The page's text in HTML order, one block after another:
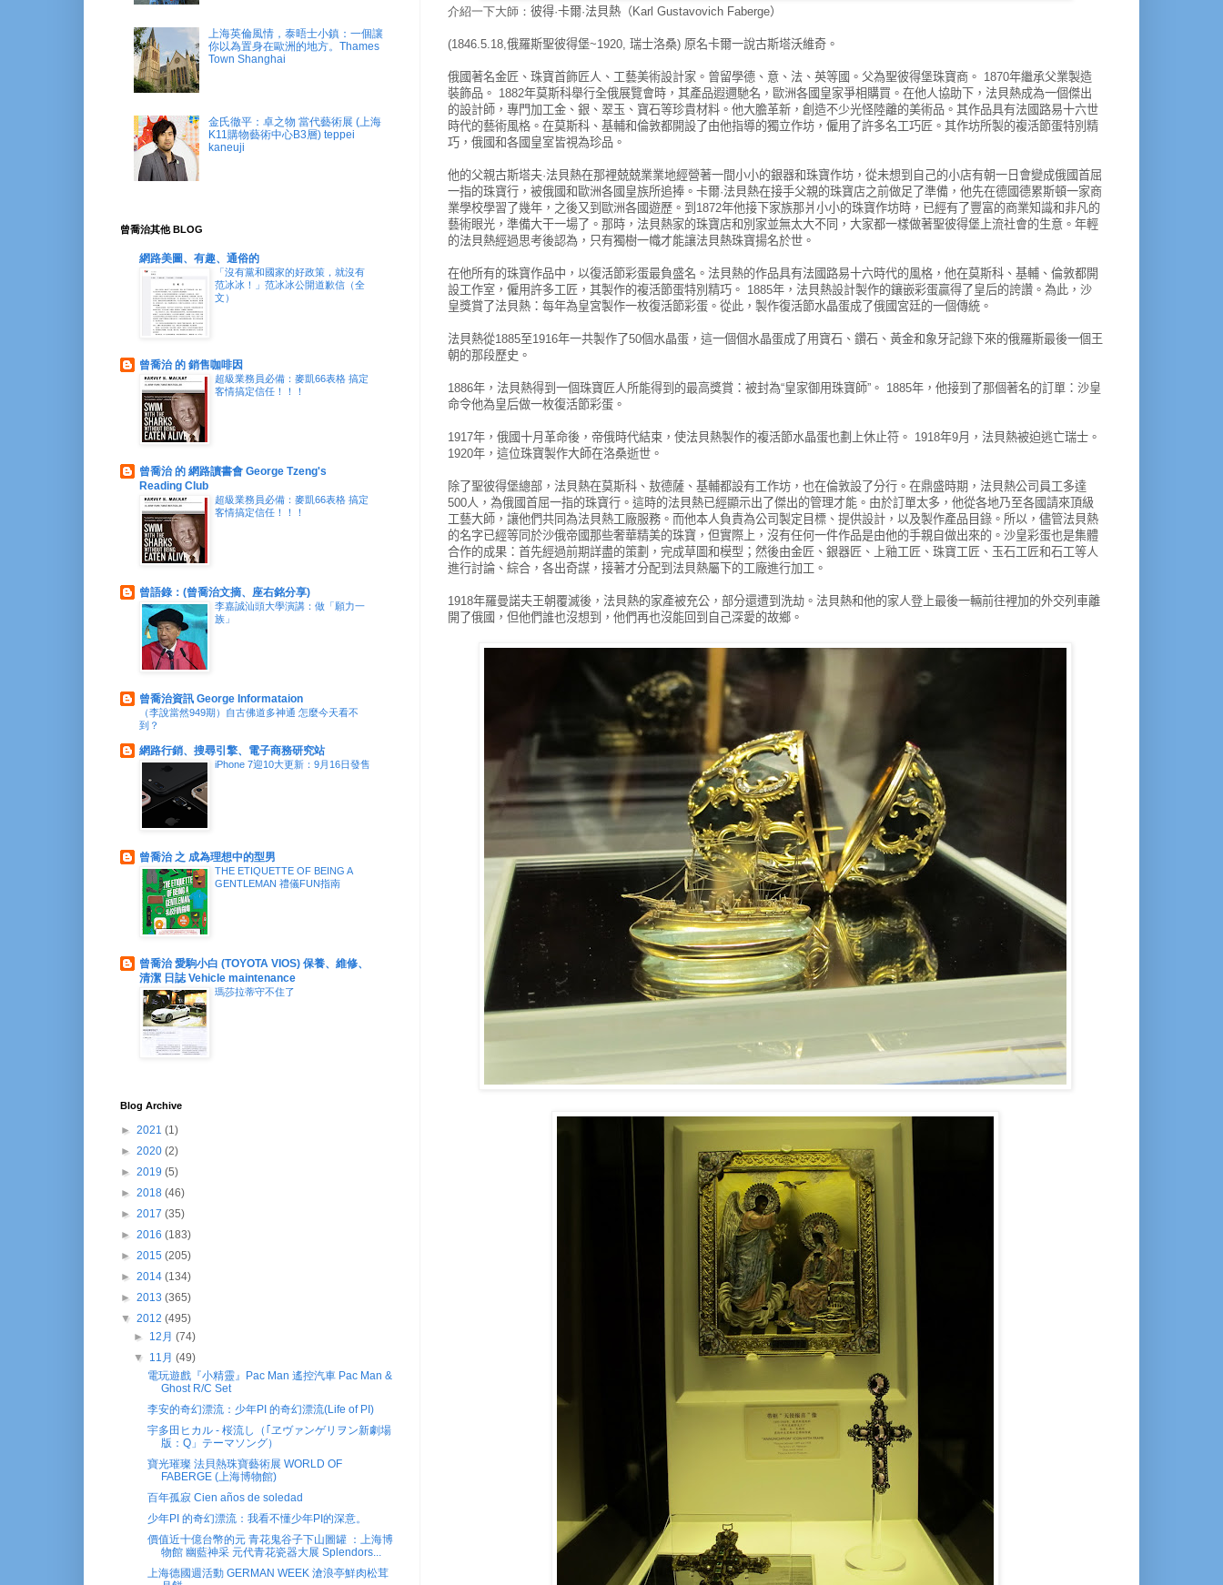
介紹一下大師： 彼得·卡爾·法貝熱（Karl Gustavovich Faberge）
(1846.5.18,俄羅斯聖彼得堡~1920, 瑞士洛桑) 原名卡爾一說古斯塔沃維奇。
俄國著名金匠、珠寶首飾匠人、工藝美術設計家。 曾留學德、意、法、英等國。 父為聖彼得堡珠寶商。 1870年繼承父業製造
裝飾品。 1882年莫斯科舉行全俄展覽會時，其產品遐邇馳名，歐洲各國皇家爭相購買。 在他人協助下，法貝熱成為一個傑出
的設計師，專門加工金、銀、翠玉、寶石等珍貴材料。 他大膽革新，創造不少光怪陸離的美術品。 其作品具有法國路易十六世
時代的藝術風格。 在莫斯科、基輔和倫敦都開設了由他指導的獨立作坊，僱用了許多名工巧匠。 其作坊所製的複活節蛋特別精
巧，俄國和各國皇室皆視為珍品。
他的父親古斯塔夫·法貝熱在那裡兢兢業業地經營著一間小小的銀器和珠寶作坊，從未想到自己的小店有朝一日會變成俄國首屈
一指的珠寶行，被俄國和歐洲各國 皇族所追捧。 卡爾·法貝熱在接手父親的珠寶店之前做足了準備，他先在德國德累斯頓一家商
業學校學習了幾年，之後又到歐洲各國遊歷。 到1872年他接下家族那爿小小的珠寶作坊時，已經有了豐富的商業知識和非凡的
藝術眼光，準備大干一場了。 那時，法貝熱家的珠寶店和別家並無太大不同，大家都一樣做著聖彼得堡上流社會的生意。 年輕
的法貝熱經過思考後認為，只有獨樹一幟才能讓法貝熱珠寶揚名於世。
在他所有的珠寶作品中，以復活節彩蛋最負盛名。 法貝熱的作品具有法國路易十六時代的風格，他在莫斯科、基輔、倫敦都開
設工作室，僱用許多工匠，其製作的複活節蛋特別精巧。 1885年，法貝熱設計製作的鑲嵌彩蛋贏得了皇后的誇讚。 為此，沙
皇獎賞了法貝熱：每年為皇宮製作一枚復活節彩蛋。 從此，製作復活節水晶蛋成了俄國宮廷的一個傳統。
法貝熱從1885至1916年一共製作了50個水晶蛋，這一個個水晶蛋成了用寶石、鑽石、黃金和象牙記錄下來的俄羅斯最後一個王
朝的那段歷史。
1886年，法貝熱得到一個珠寶匠人所能得到的最高獎賞：被封為“皇家御用珠寶師”。 1885年，他接到了那個著名的訂單：沙皇
命令他為皇后做一枚復活節彩蛋。
1917年，俄國十月革命後，帝俄時代結束，使法貝熱製作的複活節水晶蛋也劃上休止符。 1918年9月，法貝熱被迫逃亡瑞士。
1920年，這位珠寶製作大師在洛桑逝世。
除了聖彼得堡總部，法貝熱在莫斯科、敖德薩、基輔都設有工作坊，也在倫敦設了分行。 在鼎盛時期，法貝熱公司員工多達
500人，為俄國首屈一指的珠寶行。 這時的法貝熱已經顯示出了傑出的管理才能。 由於訂單太多，他從各地乃至各國請來頂級
工藝大師，讓他們共同為法貝熱工廠服務。 而他本人負責為公司製定目標、提供設計，以及製作產品目錄。 所以，儘管法貝熱
的名字已經等同於沙俄帝國那些奢華精美的珠寶，但實際上，沒有任何一件作品是由他的手親自做出來的。 沙皇彩蛋也是集體
合作的成果：首先經過前期詳盡的策劃，完成草圖和模型；然後由金匠、銀器匠、上釉工匠、珠寶工匠、玉石工匠和石工等人
進行討論、綜合，各出奇謀，接著才分配到法貝熱屬下的工廠進行加工。
1918年羅曼諾夫王朝覆滅後，法貝熱的家產被充公，部分還遭到洗劫。 法貝熱和他的家人登上最後一輛前往裡加的外交列車離
開了俄國，但他們誰也沒想到，他們再也沒能回到自己深愛的故鄉。
上海英倫風情，泰晤士小鎮：一個讓
你以為置身在歐洲的地方。Thames
Town Shanghai
金氏徹平：卓之物 當代藝術展 (上海
K11購物藝術中心B3層) teppei
kaneuji
曾喬治其他 BLOG
網路美圖、有趣、通俗的
「沒有黨和國家的好政策，就沒有
范冰冰！」范冰冰公開道歉信（全
文）
曾喬治 的 銷售咖啡因
超級業務員必備：麥凱66表格 搞定
客情搞定信任！！！
曾喬治 的 網路讀書會 George Tzeng's
Reading Club
超級業務員必備：麥凱66表格 搞定
客情搞定信任！！！
曾語錄：(曾喬治文摘、座右銘分享)
李嘉誠汕頭大學演講：做「願力一
族」
曾喬治資訊 George Informataion
（李說當然949期）自古佛道多神通 怎麼今天看不
到？
網路行銷、搜尋引擎、電子商務研究站
iPhone 7迎10大更新：9月16日發售
曾喬治 之 成為理想中的型男
THE ETIQUETTE OF BEING A
GENTLEMAN 禮儀FUN指南
曾喬治 愛駒小白 (TOYOTA VIOS) 保養、維修、
清潔 日誌 Vehicle maintenance
瑪莎拉蒂守不住了
Blog Archive
► 2021 (1)
► 2020 (2)
► 2019 (5)
► 2018 (46)
► 2017 (35)
► 2016 (183)
► 2015 (205)
► 2014 (134)
► 2013 (365)
▼ 2012 (495)
► 12月(74)
▼ 11月(49)
電玩遊戲『小精靈』Pac Man 遙控汽車 Pac Man &
Ghost R/C Set
李安的奇幻漂流：少年PI 的奇幻漂流(Life of PI)
宇多田ヒカル - 桜流し（｢ヱヴァンゲリヲン新劇場
版：Q」テーマソング）
寶光璀璨 法貝熱珠寶藝術展 WORLD OF
FABERGE (上海博物館)
百年孤寂 Cien años de soledad
少年PI 的奇幻漂流：我看不懂少年PI的深意。
價值近十億台幣的元 青花鬼谷子下山圖罐 ：上海博
物館 幽藍神采 元代青花瓷器大展 Splendors...
上海德國週活動 GERMAN WEEK 滄浪亭鮮肉松茸